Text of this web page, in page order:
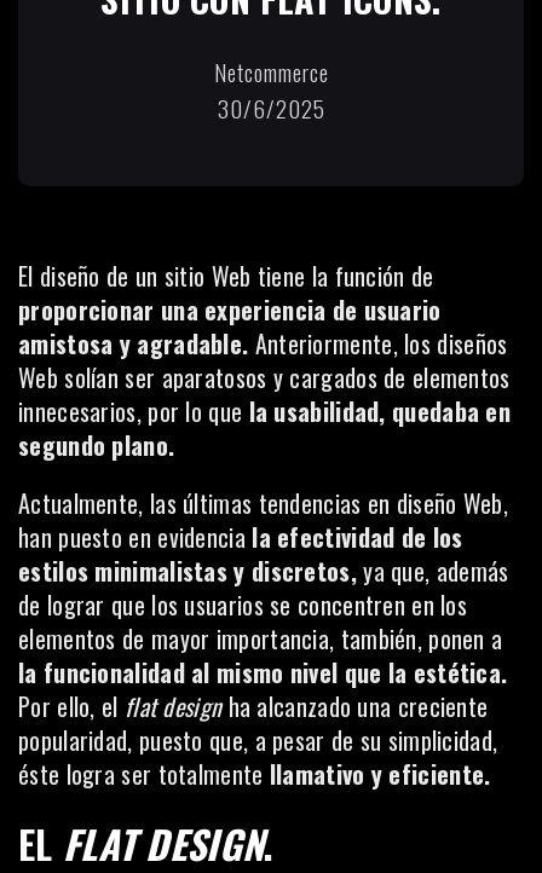
Netcommerce
30/6/2025
El diseño de un sitio Web tiene la función de
proporcionar una experiencia de usuario
amistosa y agradable. Anteriormente, los diseños
Web solían ser aparatosos y cargados de elementos
innecesarios, por lo que la usabilidad, quedaba en
segundo plano.
Actualmente, las últimas tendencias en diseño Web,
han puesto en evidenciala efectividad de los
estilos minimalistas y discretos,ya que, además
de lograr que los usuarios se concentren en los
elementos de mayor importancia, también, ponen a
la funcionalidad al mismo nivel que la estética.
Por ello, el flatdesignha alcanzado una creciente
popularidad, puesto que, a pesar de su simplicidad,
éste logra ser totalmente llamativo y eficiente.
EL FLAT DESIGN.